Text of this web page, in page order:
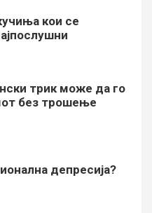
кои се
трик може да го
без трошење
депресија?